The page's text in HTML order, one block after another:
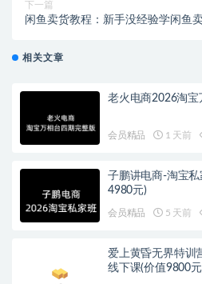
下一篇
闲鱼卖货教程：新手没经验学闲鱼
相关文章
老火电商2026淘宝
会员精品 1 天前
子鹏讲电商-淘宝
4980元)
会员精品 5 天前
爱上黄昏无界特训
线下课(价值9800